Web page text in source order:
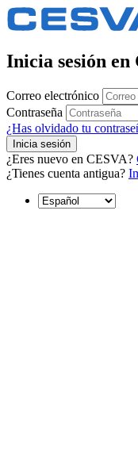
Inicia sesión en
Correo electrónico
Contraseña
¿Has olvidado tu
Inicia sesión
¿Eres nuevo en CESVA?
¿Tienes cuenta antigua?